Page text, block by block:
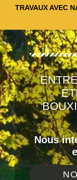
TRAVAUX AVEC
Nous